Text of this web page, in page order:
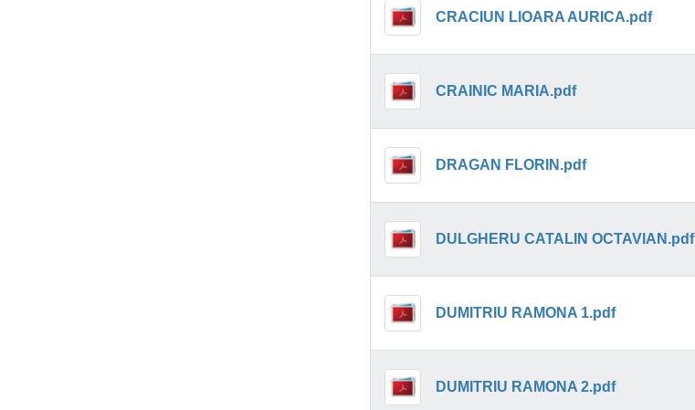
CRACIUN LIOARA AURICA.pdf
CRAINIC MARIA.pdf
DRAGAN FLORIN.pdf
DULGHERU CATALIN OCTAVIAN.pdf
DUMITRIU RAMONA 1.pdf
DUMITRIU RAMONA 2.pdf